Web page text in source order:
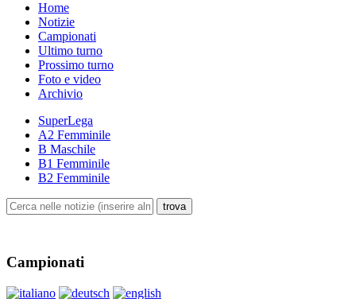
Home
Notizie
Campionati
Ultimo turno
Prossimo turno
Foto e video
Archivio
SuperLega
A2 Femminile
B Maschile
B1 Femminile
B2 Femminile
Campionati